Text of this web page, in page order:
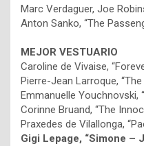
Marc Verdaguer, Joe
Anton Sanko, “The
MEJOR VESTUARIO
Caroline de Vivaise,
Pierre-Jean Larroque,
Emmanuelle Youchnovski,
Corinne Bruand, “The
Praxedes de Vilallonga,
Gigi Lepage, “Simone –